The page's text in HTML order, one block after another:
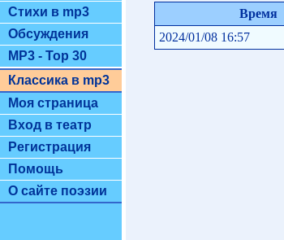
Стихи в mp3
Обсуждения
MP3 - Top 30
Классика в mp3
Моя страница
Вход в театр
Регистрация
Помощь
О сайте поэзии
Время
2024/01/08 16:57